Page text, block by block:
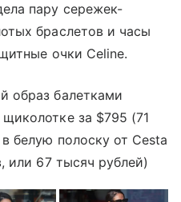
пару сережек-
браслетов и часы
очки Celine.
образ балетками
за $795 (71
​​белую полоску от Cesta
или 67 тысяч рублей)